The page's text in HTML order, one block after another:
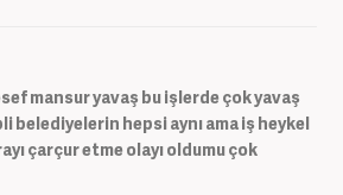
mansur yavaş bu işlerde çok yavaş
belediyelerin hepsi aynı ama iş heykel
çarçur etme olayı oldumu çok